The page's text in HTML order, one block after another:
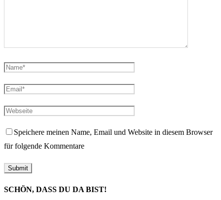
Speichere meinen Name, Email und Website in diesem Browser
für folgende Kommentare
SCHÖN, DASS DU DA BIST!